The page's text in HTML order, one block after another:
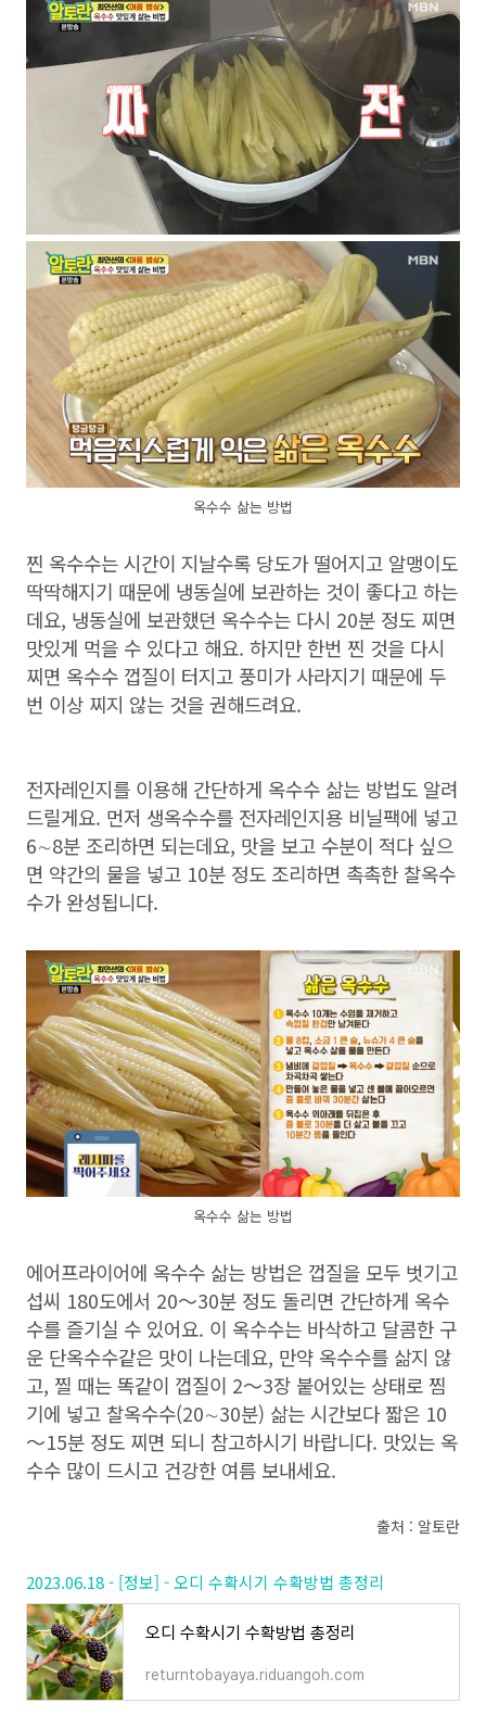
옥수수 삶는 방법
찐 옥수수는 시간이 지날수록 당도가 떨어지고 알맹이도
딱딱해지기 때문에 냉동실에 보관하는 것이 좋다고 하는
데요, 냉동실에 보관했던 옥수수는 다시 20분 정도 찌면
맛있게 먹을 수 있다고 해요. 하지만 한번 찐 것을 다시
찌면 옥수수 껍질이 터지고 풍미가 사라지기 때문에 두
번 이상 찌지 않는 것을 권해드려요.
전자레인지를 이용해 간단하게 옥수수 삶는 방법도 알려
드릴게요. 먼저 생옥수수를 전자레인지용 비닐팩에 넣고
6∼8분 조리하면 되는데요, 맛을 보고 수분이 적다 싶으
면 약간의 물을 넣고 10분 정도 조리하면 촉촉한 찰옥수
수가 완성됩니다.
옥수수 삶는 방법
에어프라이어에 옥수수 삶는 방법은 껍질을 모두 벗기고
섭씨 180도에서 20～30분 정도 돌리면 간단하게 옥수
수를 즐기실 수 있어요. 이 옥수수는 바삭하고 달콤한 구
운 단옥수수같은 맛이 나는데요, 만약 옥수수를 삶지 않
고, 찔 때는 똑같이 껍질이 2～3장 붙어있는 상태로 찜
기에 넣고 찰옥수수(20∼30분) 삶는 시간보다 짧은 10
～15분 정도 찌면 되니 참고하시기 바랍니다. 맛있는 옥
수수 많이 드시고 건강한 여름 보내세요.
출처 : 알토란
2023.06.18 - [정보] - 오디 수확시기 수확방법 총정리
오디 수확시기 수확방법 총정리
returntobayaya.riduangoh.com